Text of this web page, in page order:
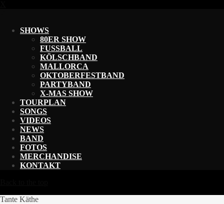
SHOWS
80ER SHOW
FUSSBALL
KÖLSCHBAND
MALLORCA
OKTOBERFESTBAND
PARTYBAND
X-MAS SHOW
TOURPLAN
SONGS
VIDEOS
NEWS
BAND
FOTOS
MERCHANDISE
KONTAKT
Tante Käthe